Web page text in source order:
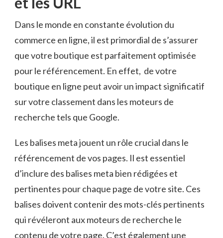
Dans le monde⁤ en ⁢constante évolution du
⁢commerce en ligne, il est primordial de s’assurer
que‌ votre​ boutique ​est parfaitement optimisée
pour le ‍référencement.⁣ En effet, ⁤ de votre
⁤boutique en ligne peut avoir un ‍impact significatif
sur votre classement dans les moteurs de
recherche tels que Google.
Les⁤ balises ⁣meta jouent⁢ un rôle ⁤crucial dans le
référencement de ‌vos⁤ pages.⁢ Il‍ est essentiel
d’inclure des​ balises meta bien rédigées​ et⁣
pertinentes pour chaque ⁣page⁢ de votre site. Ces
balises doivent contenir des mots-clés⁢ pertinents
qui ​révéleront​ aux moteurs de recherche ⁣le
contenu‌ de ⁤votre ​page. C’est‌ également une